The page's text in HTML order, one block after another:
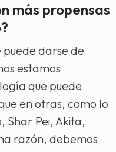
más propensas
puede darse de
estamos
que puede
en otras, como lo
Shar Pei, Akita,
razón, debemos